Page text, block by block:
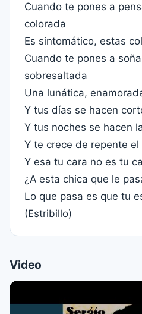
Cuando te pones a
colorada
Es sintomático, estas
Cuando te pones a
sobresaltada
Una lunática,
Y tus días se hacen
Y tus noches se hacen
Y te crece de repente el
Y esa tu cara no es tu
¿A esta chica que le
Lo que pasa es que tu
(Estribillo)
Video